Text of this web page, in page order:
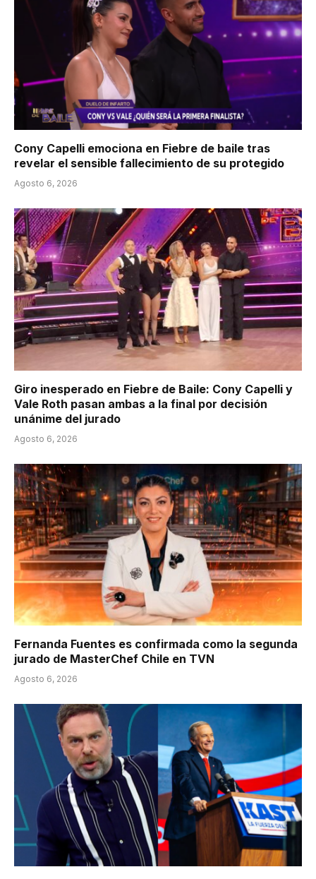
Cony Capelli emociona en Fiebre de baile tras
revelar el sensible fallecimiento de su protegido
Agosto 6, 2026
Giro inesperado en Fiebre de Baile: Cony Capelli y
Vale Roth pasan ambas a la final por decisión
unánime del jurado
Agosto 6, 2026
Fernanda Fuentes es confirmada como la segunda
jurado de MasterChef Chile en TVN
Agosto 6, 2026